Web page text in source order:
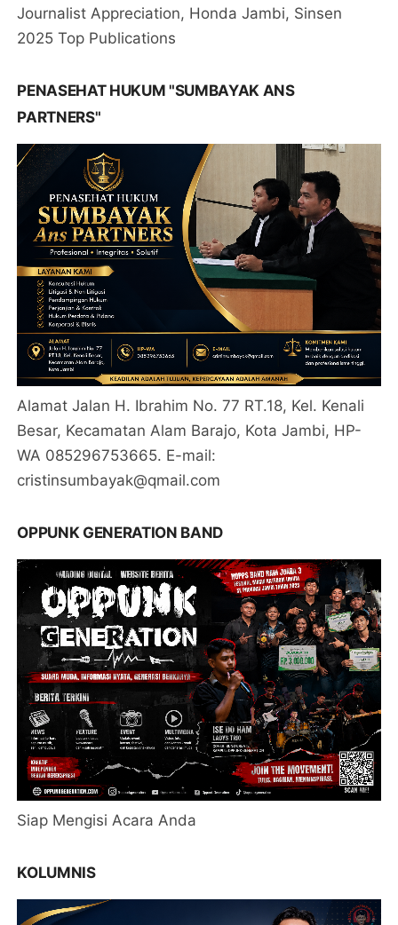
Journalist Appreciation, Honda Jambi, Sinsen
2025 Top Publications
PENASEHAT HUKUM "SUMBAYAK ANS
PARTNERS"
Alamat Jalan H. Ibrahim No. 77 RT.18, Kel. Kenali
Besar, Kecamatan Alam Barajo, Kota Jambi, HP-
WA 085296753665. E-mail:
cristinsumbayak@qmail.com
OPPUNK GENERATION BAND
Siap Mengisi Acara Anda
KOLUMNIS